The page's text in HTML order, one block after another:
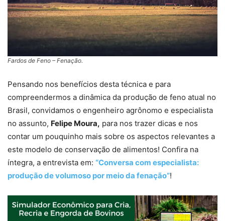
Fardos de Feno – Fenação.
Pensando nos benefícios desta técnica e para
compreendermos a dinâmica da produção de feno atual no
Brasil, convidamos o engenheiro agrônomo e especialista
no assunto, Felipe Moura, para nos trazer dicas e nos
contar um pouquinho mais sobre os aspectos relevantes a
este modelo de conservação de alimentos! Confira na
íntegra, a entrevista em: “Conversa com especialista:
produção de volumoso por meio da fenação”!